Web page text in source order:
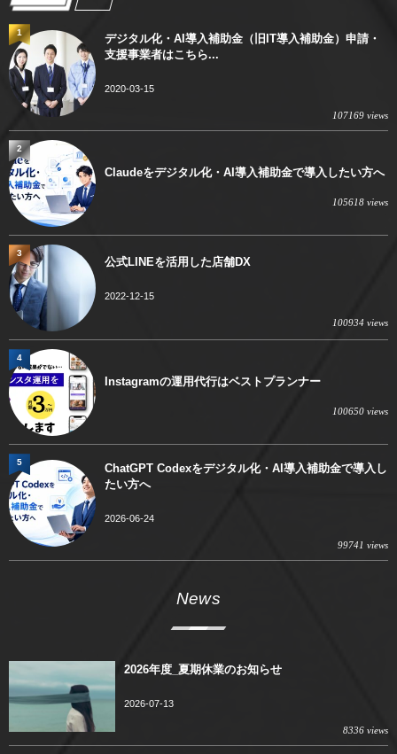
デジタル化・AI導入補助金（旧IT導入補助金）申請・
支援事業者はこちら...
2020-03-15
107169 views
1
Claudeをデジタル化・AI導入補助金で導入したい方へ
105618 views
2
公式LINEを活用した店舗DX
2022-12-15
100934 views
3
Instagramの運用代行はベストプランナー
100650 views
4
ChatGPT Codexをデジタル化・AI導入補助金で導入し
たい方へ
2026-06-24
99741 views
5
News
2026年度_夏期休業のお知らせ
2026-07-13
8336 views